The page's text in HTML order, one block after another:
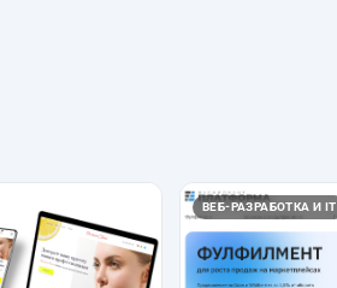
ВЕБ-РАЗРАБОТКА И IT